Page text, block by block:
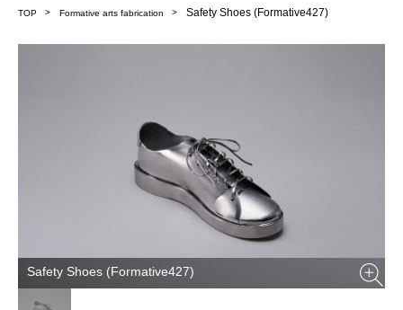
TOP Formative arts fabrication Safety Shoes (Formative427)
Safety Shoes (Formative427)